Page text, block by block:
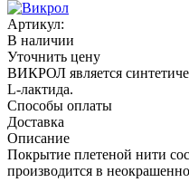
Артикул:
В наличии
Уточнить цену
ВИКРОЛ является
L-лактида.
Способы оплаты
Доставка
Описание
Покрытие плетеной нити
производится в